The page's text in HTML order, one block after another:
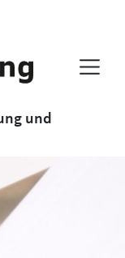
und